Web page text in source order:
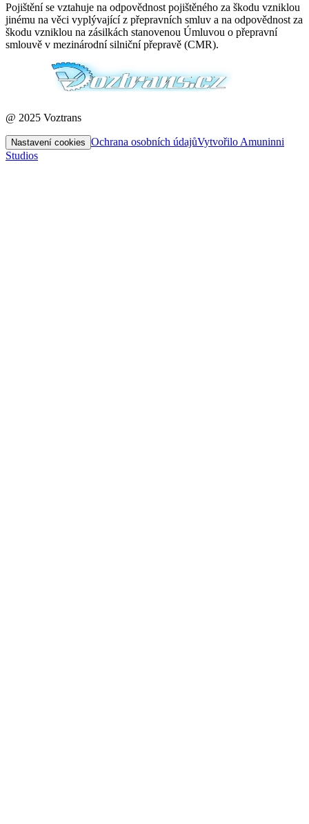
Pojištění se vztahuje na odpovědnost pojištěného za škodu vzniklou
jinému na věci vyplývající z přepravních smluv a na odpovědnost za
škodu vzniklou na zásilkách stanovenou Úmluvou o přepravní
smlouvě v mezinárodní silniční přepravě (CMR).
@ 2025 Voztrans
Nastavení cookies Ochrana osobních údajůVytvořilo Amuninni
Studios